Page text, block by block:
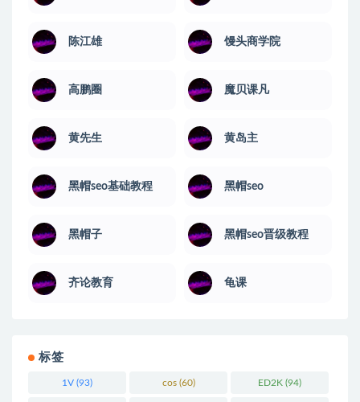
陈江雄 馒头商学院
高鹏圈 魔贝课凡
黄先生 黄岛主
黑帽seo基础教程 黑帽seo
黑帽子 黑帽seo晋级教程
齐论教育 龟课
标签
1V (93) cos(60) ED2K (94)